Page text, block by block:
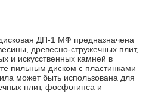
ДП-1 МФ предназначена
древесно-стружечных плит,
и искусственных камней в
пильным диском с пластинками
может быть использована для
плит, фосфогипса и